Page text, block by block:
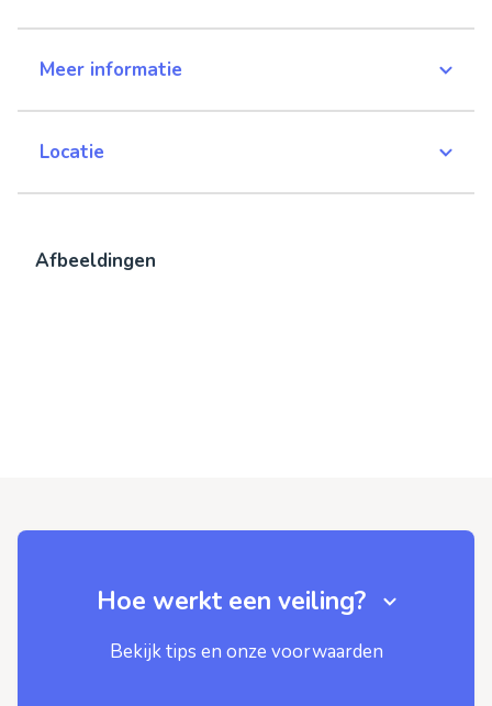
Meer informatie
Locatie
Afbeeldingen
Hoe werkt een veiling?
Bekijk tips en onze voorwaarden